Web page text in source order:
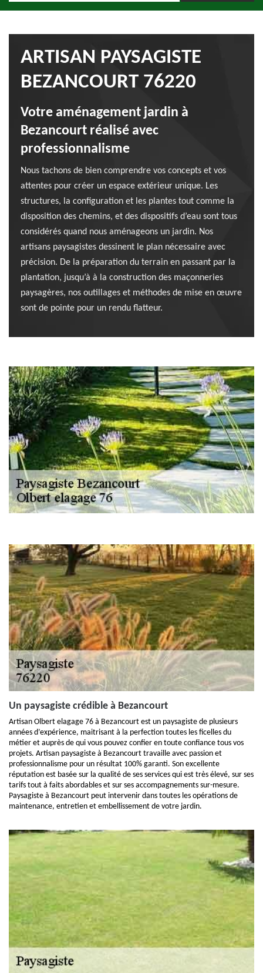
ARTISAN PAYSAGISTE
BEZANCOURT 76220
Votre aménagement jardin à
Bezancourt réalisé avec
professionnalisme
Nous tachons de bien comprendre vos concepts et vos
attentes pour créer un espace extérieur unique. Les
structures, la configuration et les plantes tout comme la
disposition des chemins, et des dispositifs d’eau sont tous
considérés quand nous aménageons un jardin. Nos
artisans paysagistes dessinent le plan nécessaire avec
précision. De la préparation du terrain en passant par la
plantation, jusqu’à à la construction des maçonneries
paysagères, nos outillages et méthodes de mise en œuvre
sont de pointe pour un rendu flatteur.
Un paysagiste crédible à Bezancourt
Artisan Olbert elagage 76 à Bezancourt est un paysagiste de plusieurs
années d’expérience, maitrisant à la perfection toutes les ficelles du
métier et auprès de qui vous pouvez confier en toute confiance tous vos
projets. Artisan paysagiste à Bezancourt travaille avec passion et
professionnalisme pour un résultat 100% garanti. Son excellente
réputation est basée sur la qualité de ses services qui est très élevé, sur ses
tarifs tout à faits abordables et sur ses accompagnements sur-mesure.
Paysagiste à Bezancourt peut intervenir dans toutes les opérations de
maintenance, entretien et embellissement de votre jardin.